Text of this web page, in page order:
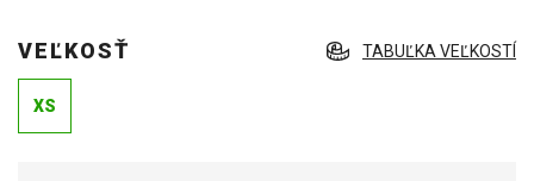
VEĽKOSŤ TABUĽKA VEĽKOSTÍ
XS